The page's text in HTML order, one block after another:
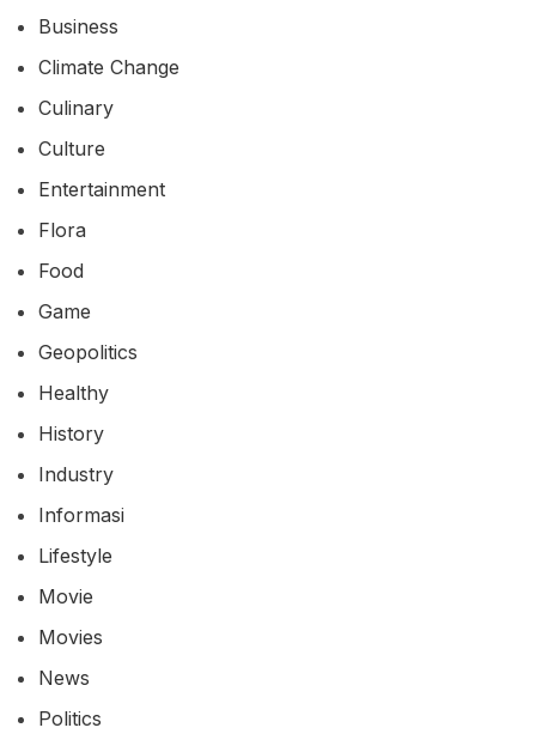
Business
Climate Change
Culinary
Culture
Entertainment
Flora
Food
Game
Geopolitics
Healthy
History
Industry
Informasi
Lifestyle
Movie
Movies
News
Politics